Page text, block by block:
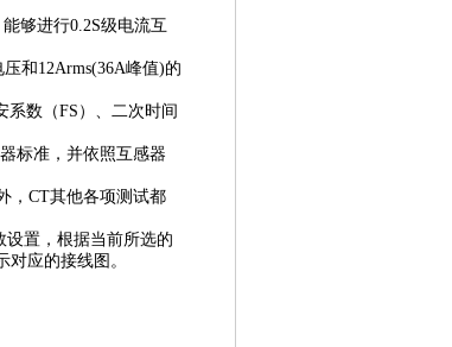
够进行0.2S级电流互
和12Arms(36A峰值)的
数（FS）、二次时间
标准，并依照互感器
，CT其他各项测试都
设置，根据当前所选的
应的接线图。